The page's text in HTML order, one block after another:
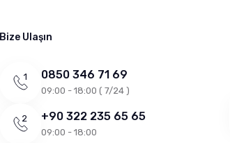
Bize Ulaşın
0850 346 71 69
09:00 - 18:00 ( 7/24 )
+90 322 235 65 65
09:00 - 18:00